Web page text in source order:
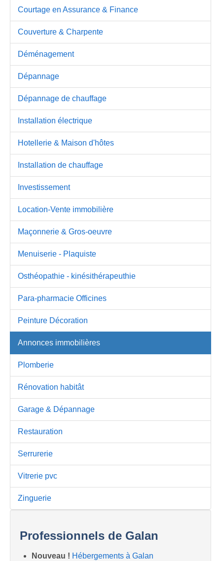
Courtage en Assurance & Finance
Couverture & Charpente
Déménagement
Dépannage
Dépannage de chauffage
Installation électrique
Hotellerie & Maison d'hôtes
Installation de chauffage
Investissement
Location-Vente immobilière
Maçonnerie & Gros-oeuvre
Menuiserie - Plaquiste
Osthéopathie - kinésithérapeuthie
Para-pharmacie Officines
Peinture Décoration
Annonces immobilières
Plomberie
Rénovation habitât
Garage & Dépannage
Restauration
Serrurerie
Vitrerie pvc
Zinguerie
Professionnels de Galan
Nouveau ! Hébergements à Galan